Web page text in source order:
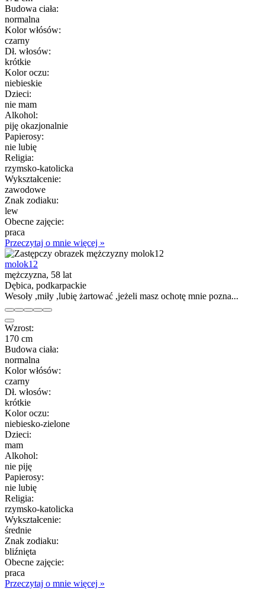
Budowa ciała:
normalna
Kolor włósów:
czarny
Dł. włosów:
krótkie
Kolor oczu:
niebieskie
Dzieci:
nie mam
Alkohol:
piję okazjonalnie
Papierosy:
nie lubię
Religia:
rzymsko-katolicka
Wykształcenie:
zawodowe
Znak zodiaku:
lew
Obecne zajęcie:
praca
Przeczytaj o mnie więcej »
molok12
mężczyzna, 58 lat
Dębica, podkarpackie
Wesoły ,miły ,lubię żartować ,jeżeli masz ochotę mnie pozna...
Wzrost:
170 cm
Budowa ciała:
normalna
Kolor włósów:
czarny
Dł. włosów:
krótkie
Kolor oczu:
niebiesko-zielone
Dzieci:
mam
Alkohol:
nie piję
Papierosy:
nie lubię
Religia:
rzymsko-katolicka
Wykształcenie:
średnie
Znak zodiaku:
bliźnięta
Obecne zajęcie:
praca
Przeczytaj o mnie więcej »